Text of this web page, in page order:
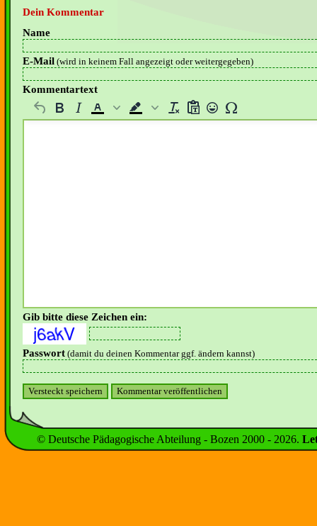
Dein Kommentar
Name
E-Mail (wird in keinem Fall angezeigt oder weitergegeben)
Kommentartext
Gib bitte diese Zeichen ein:
Passwort (damit du deinen Kommentar ggf. ändern kannst)
© Deutsche Pädagogische Abteilung - Bozen 2000 - 2026.